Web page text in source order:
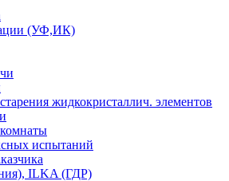
(УФ,ИК)
жидкокристаллич. элементов
испытаний
ILKA (ГДР)